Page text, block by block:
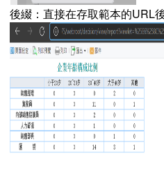
後綴：直接在存取範本的URL